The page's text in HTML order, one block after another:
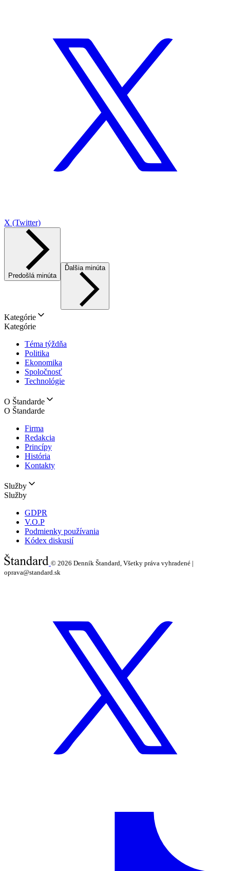
X (Twitter)
Predošlá minúta
Ďalšia minúta
Kategórie
Kategórie
Téma týždňa
Politika
Ekonomika
Spoločnosť
Technológie
O Štandarde
O Štandarde
Firma
Redakcia
Princípy
História
Kontakty
Služby
Služby
GDPR
V.O.P
Podmienky používania
Kódex diskusií
© 2026 Denník Štandard, Všetky práva vyhradené |
oprava@standard.sk